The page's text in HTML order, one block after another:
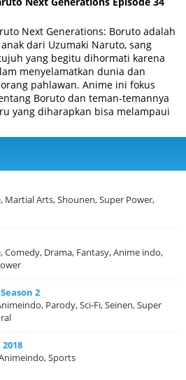
Next Generations: Boruto adalah
dari Uzumaki Naruto, sang
yang begitu dihormati karena
menyelamatkan dunia dan
pahlawan. Anime ini fokus
Boruto dan teman-temannya
yang diharapkan bisa melampaui
Martial Arts, Shounen, Super Power,
Comedy, Drama, Fantasy, Anime indo,
2
Parody, Sci-Fi, Seinen, Super
Sports